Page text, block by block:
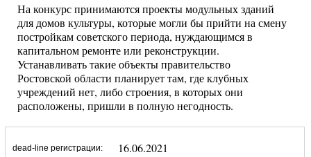
На конкурс принимаются проекты модульных зданий
для домов культуры, которые могли бы прийти на смену
постройкам советского периода, нуждающимся в
капитальном ремонте или реконструкции.
Устанавливать такие объекты правительство
Ростовской области планирует там, где клубных
учреждений нет, либо строения, в которых они
расположены, пришли в полную негодность.
dead-line регистрации: 16.06.2021